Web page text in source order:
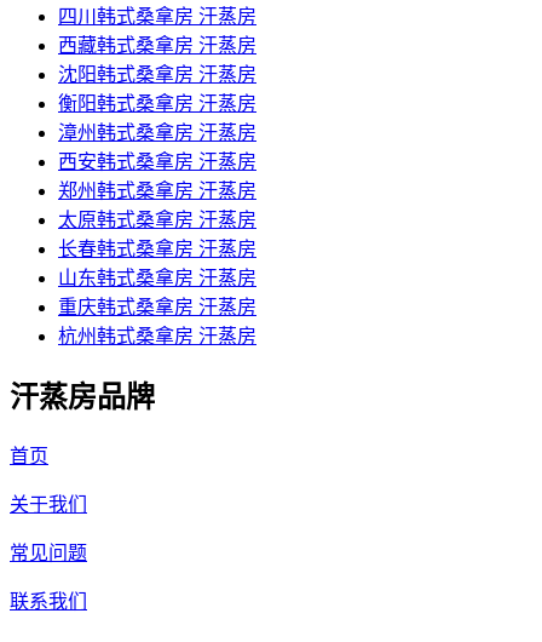
四川韩式桑拿房 汗蒸房
西藏韩式桑拿房 汗蒸房
沈阳韩式桑拿房 汗蒸房
衡阳韩式桑拿房 汗蒸房
漳州韩式桑拿房 汗蒸房
西安韩式桑拿房 汗蒸房
郑州韩式桑拿房 汗蒸房
太原韩式桑拿房 汗蒸房
长春韩式桑拿房 汗蒸房
山东韩式桑拿房 汗蒸房
重庆韩式桑拿房 汗蒸房
杭州韩式桑拿房 汗蒸房
汗蒸房品牌
首页
关于我们
常见问题
联系我们